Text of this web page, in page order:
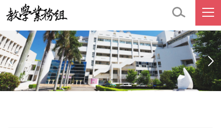
跳
到
要
內
容
區